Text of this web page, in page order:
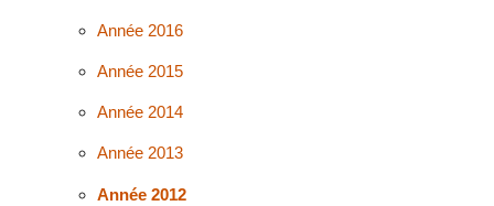
Année 2016
Année 2015
Année 2014
Année 2013
Année 2012